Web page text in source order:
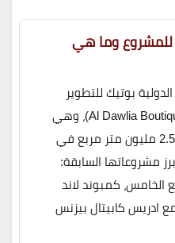
وما هي
بوتيك للتطوير
العقاري (Al Dawlia Boutique Developments)، وهي
شركة رائدة طورت أكثر من 2.5 مليون متر مربع في
مشروعاتها السابقة:
الخامس، كمبوند لاند
ادريس كابيتال بيزنس